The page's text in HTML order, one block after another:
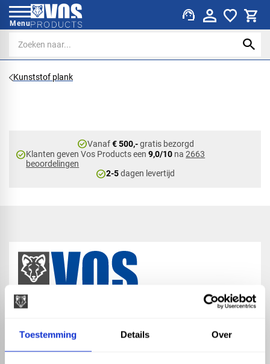
Toestemming Details Over
Menu support_agent
Kunststof plank
check_circleVanaf€ 500,-gratis bezorgd
check_circleKlanten geven Vos Products een9,0/10 na2663
beoordelingen
check_circle2-5dagen levertijd
phone_enabled +31 416 75 02 55
mail info@vosproducts.nl